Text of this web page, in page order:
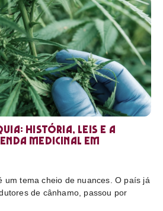
história, leis e a
medicinal em
um tema cheio de nuances. O país já
de cânhamo, passou por